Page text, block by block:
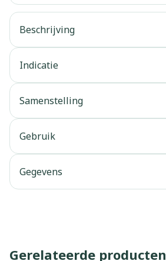
Beschrijving
Indicatie
Samenstelling
Gebruik
Gegevens
Gerelateerde producten